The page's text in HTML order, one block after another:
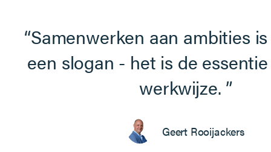
Samenwerken aan ambities
een slogan - het is de
werkwijze.
Geert Rooijackers